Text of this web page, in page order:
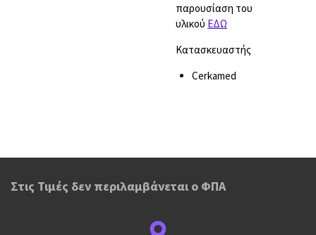
παρουσίαση του
υλικού ΕΔΩ
Kατασκευαστής
Cerkamed
Στις Τιμές δεν περιλαμβάνεται ο ΦΠΑ